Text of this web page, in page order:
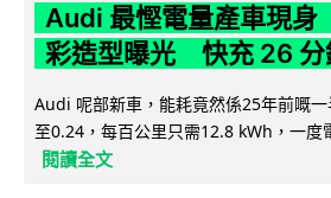
Audi 最慳電量產車現
彩造型曝光 快充 26 分
Audi 呢部新車，能耗竟然係25年前嘅
至0.24，每百公里只需12.8 kWh，一度
閱讀全文